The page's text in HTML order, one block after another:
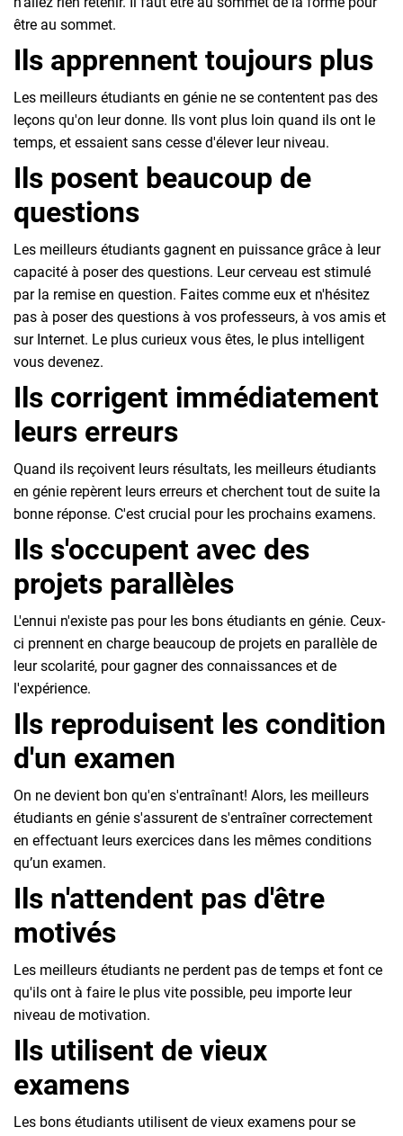
être au sommet.
Ils apprennent toujours plus
Les meilleurs étudiants en génie ne se contentent pas des
leçons qu'on leur donne. Ils vont plus loin quand ils ont le
temps, et essaient sans cesse d'élever leur niveau.
Ils posent beaucoup de
questions
Les meilleurs étudiants gagnent en puissance grâce à leur
capacité à poser des questions. Leur cerveau est stimulé
par la remise en question. Faites comme eux et n'hésitez
pas à poser des questions à vos professeurs, à vos amis et
sur Internet. Le plus curieux vous êtes, le plus intelligent
vous devenez.
Ils corrigent immédiatement
leurs erreurs
Quand ils reçoivent leurs résultats, les meilleurs étudiants
en génie repèrent leurs erreurs et cherchent tout de suite la
bonne réponse. C'est crucial pour les prochains examens.
Ils s'occupent avec des
projets parallèles
L'ennui n'existe pas pour les bons étudiants en génie. Ceux-
ci prennent en charge beaucoup de projets en parallèle de
leur scolarité, pour gagner des connaissances et de
l'expérience.
Ils reproduisent les condition
d'un examen
On ne devient bon qu'en s'entraînant! Alors, les meilleurs
étudiants en génie s'assurent de s'entraîner correctement
en effectuant leurs exercices dans les mêmes conditions
qu’un examen.
Ils n'attendent pas d'être
motivés
Les meilleurs étudiants ne perdent pas de temps et font ce
qu'ils ont à faire le plus vite possible, peu importe leur
niveau de motivation.
Ils utilisent de vieux
examens
Les bons étudiants utilisent de vieux examens pour se